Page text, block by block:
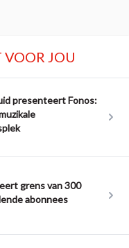
JOU
presenteert Fonos:
grens van 300
abonnees